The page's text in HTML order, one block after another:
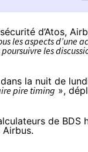
d’Atos,
les aspects d’une
les
la nuit de
pire timing »,
de BDS